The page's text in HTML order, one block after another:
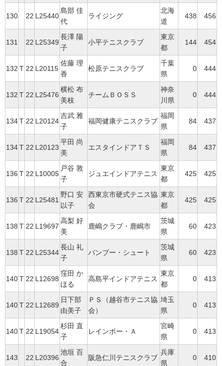
130 22 L25440
島部 佳
代
ライジング
北海
道
438 456
131 22 L25349
長澤 陽
子
小平テニスクラブ
東京
都
144 454
132 T 22 L20115
佐藤 理
香
松原テニスクラブ
千葉
県
0 444
132 T 22 L25476
横松 布
美枝
チームＢＯＳＳ
神奈
川県
0 444
134T 22 L20124
吉武 雅
子
福岡健康テニスクラブ
福岡
県
84 437
134T 22 L20123
平田 尚
美
エスタインドアＴＳ
福岡
県
84 437
136 T 22 L10005
戸谷 敦
子
ジュエインドアテニス
東京
都
425 425
136 T 22 L25481
野口 安
以子
西東京市硬式テニス協
会
東京
都
425 425
138 T 22 L19697
高梨 好
美
鹿嶋クラブ・鹿嶋市
茨城
県
60 423
138 T 22 L25344
長山 礼
子
バンブー・シュート
茨城
県
60 423
140T 22 L12698
窪田 か
ほる
高島平インドアテニス
東京
都
0 413
140T 22 L12689
日下部
由美子
ＰＳ（越谷市テニス協
会）
埼玉
県
0 413
140T 22 L19054
杉田 直
子
レインボー・Ａ
宮崎
県
0 413
143 22 L20396
池垣 百
合
阪急仁川テニスクラブ
兵庫
県
0 410